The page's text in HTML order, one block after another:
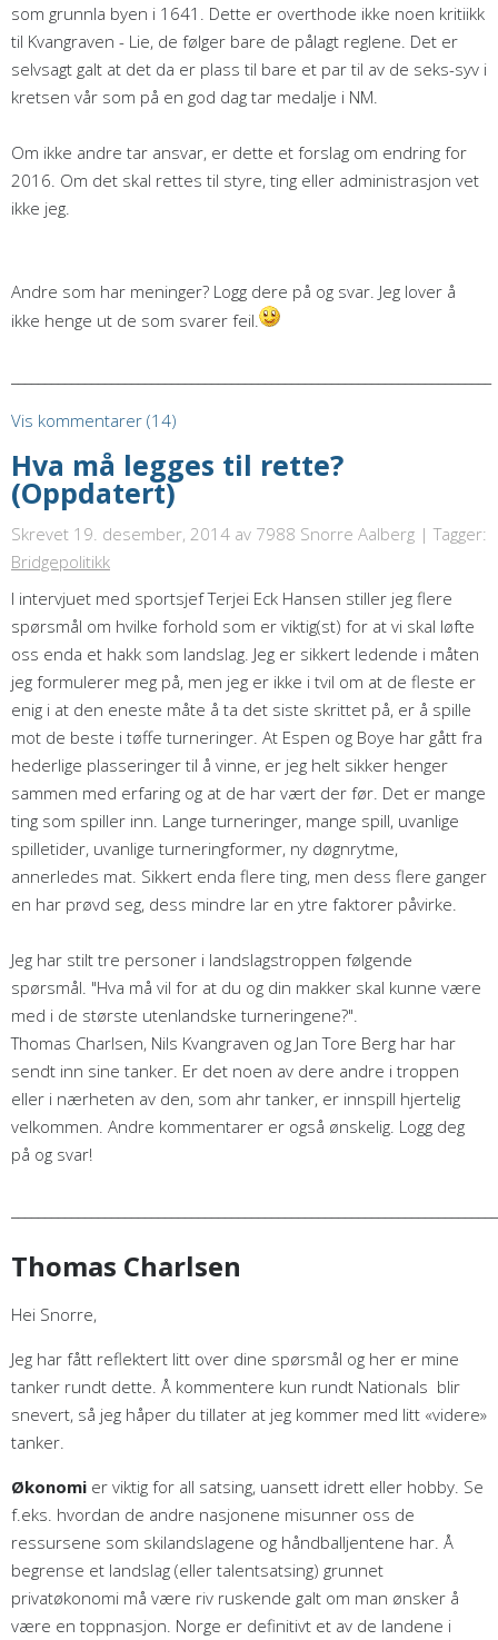
som grunnla byen i 1641. Dette er overthode ikke noen kritiikk
til Kvangraven - Lie, de følger bare de pålagt reglene. Det er
selvsagt galt at det da er plass til bare et par til av de seks-syv i
kretsen vår som på en god dag tar medalje i NM.
Om ikke andre tar ansvar, er dette et forslag om endring for
2016. Om det skal rettes til styre, ting eller administrasjon vet
ikke jeg.
Andre som har meninger? Logg dere på og svar. Jeg lover å
ikke henge ut de som svarer feil.
Vis kommentarer (14)
Hva må legges til rette?
(Oppdatert)
Skrevet 19. desember, 2014 av 7988 Snorre Aalberg | Tagger:
Bridgepolitikk
I intervjuet med sportsjef Terjei Eck Hansen stiller jeg flere
spørsmål om hvilke forhold som er viktig(st) for at vi skal løfte
oss enda et hakk som landslag. Jeg er sikkert ledende i måten
jeg formulerer meg på, men jeg er ikke i tvil om at de fleste er
enig i at den eneste måte å ta det siste skrittet på, er å spille
mot de beste i tøffe turneringer. At Espen og Boye har gått fra
hederlige plasseringer til å vinne, er jeg helt sikker henger
sammen med erfaring og at de har vært der før. Det er mange
ting som spiller inn. Lange turneringer, mange spill, uvanlige
spilletider, uvanlige turneringformer, ny døgnrytme,
annerledes mat. Sikkert enda flere ting, men dess flere ganger
en har prøvd seg, dess mindre lar en ytre faktorer påvirke.
Jeg har stilt tre personer i landslagstroppen følgende
spørsmål. "Hva må vil for at du og din makker skal kunne være
med i de største utenlandske turneringene?".
Thomas Charlsen, Nils Kvangraven og Jan Tore Berg har har
sendt inn sine tanker. Er det noen av dere andre i troppen
eller i nærheten av den, som ahr tanker, er innspill hjertelig
velkommen. Andre kommentarer er også ønskelig. Logg deg
på og svar!
Thomas Charlsen
Hei Snorre,
Jeg har fått reflektert litt over dine spørsmål og her er mine
tanker rundt dette. Å kommentere kun rundt Nationals blir
snevert, så jeg håper du tillater at jeg kommer med litt «videre»
tanker.
Økonomi er viktig for all satsing, uansett idrett eller hobby. Se
f.eks. hvordan de andre nasjonene misunner oss de
ressursene som skilandslagene og håndballjentene har. Å
begrense et landslag (eller talentsatsing) grunnet
privatøkonomi må være riv ruskende galt om man ønsker å
være en toppnasjon. Norge er definitivt et av de landene i